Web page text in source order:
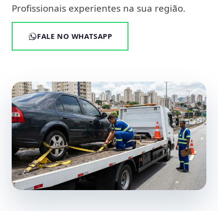
Profissionais experientes na sua região.
FALE NO WHATSAPP